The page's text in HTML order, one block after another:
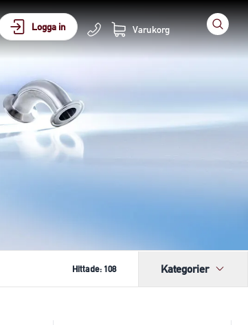
Logga in Varukorg
Hittade: 108 Kategorier